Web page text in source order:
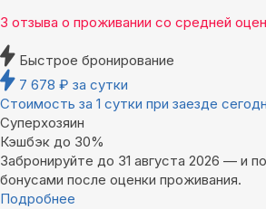
3 отзыва о проживании со средней
Быстрое бронирование
7 678 ₽ за сутки
Стоимость за 1 сутки при заезде
Суперхозяин
Кэшбэк до 30%
Забронируйте до 31 августа 2026 — и
бонусами после оценки проживания.
Подробнее